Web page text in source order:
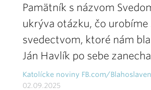
Pamätník s názvom
ukrýva otázku, čo urobíme
svedectvom, ktoré nám
Ján Havlík po sebe
Katolícke noviny FB.com/
02.09.2025